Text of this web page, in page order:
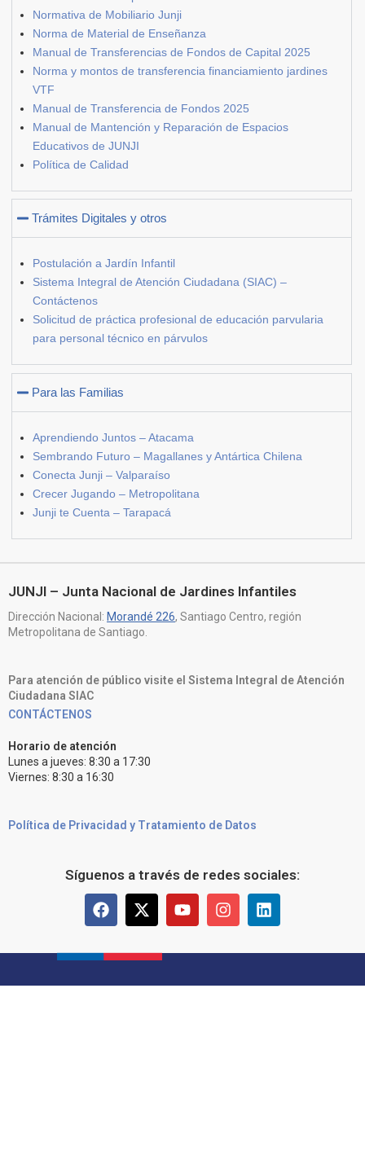
Normativa de Mobiliario Junji
Norma de Material de Enseñanza
Manual de Transferencias de Fondos de Capital 2025
Norma y montos de transferencia financiamiento jardines
VTF
Manual de Transferencia de Fondos 2025
Manual de Mantención y Reparación de Espacios
Educativos de JUNJI
Política de Calidad
Trámites Digitales y otros
Postulación a Jardín Infantil
Sistema Integral de Atención Ciudadana (SIAC) –
Contáctenos
Solicitud de práctica profesional de educación parvularia
para personal técnico en párvulos
Para las Familias
Aprendiendo Juntos – Atacama
Sembrando Futuro – Magallanes y Antártica Chilena
Conecta Junji – Valparaíso
Crecer Jugando – Metropolitana
Junji te Cuenta – Tarapacá
JUNJI – Junta Nacional de Jardines Infantiles
Dirección Nacional: Morandé 226, Santiago Centro, región
Metropolitana de Santiago.
Para atención de público visite el Sistema Integral de Atención
Ciudadana SIAC
CONTÁCTENOS
Horario de atención
Lunes a jueves: 8:30 a 17:30
Viernes: 8:30 a 16:30
Política de Privacidad y Tratamiento de Datos
Síguenos a través de redes sociales: